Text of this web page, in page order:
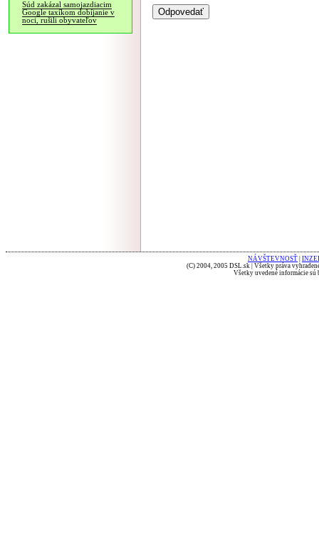
Súd zakázal samojazdiacim
Google taxíkom dobíjanie v
noci, rušili obyvateľov
NÁVŠTEVNOSŤ
(C) 2004, 2005 DSL.sk | Všetky práva
Všetky uvedené informácie sú